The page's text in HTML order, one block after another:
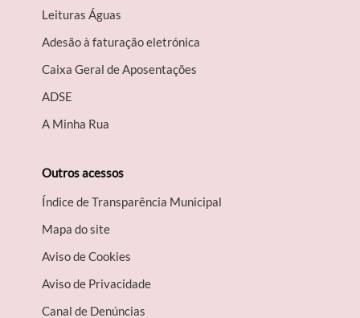
Leituras Águas
Adesão à faturação eletrónica
Caixa Geral de Aposentações
A​DSE
A Minha Rua
Outros acessos
Índice de Transparência Municipal
Mapa do site
Aviso de Cookies
Aviso de Privacidade
Canal de Denúncias